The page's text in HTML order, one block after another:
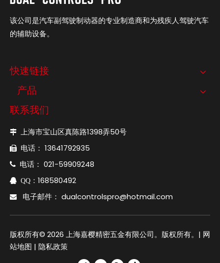
该公司是汽车副驾驶制动器的专业制造商和为残疾人驾驶汽车
的辅助设备。
快速链接
产品
联系我们
 上海市宝山区真陈路1398弄50号
 电话： 13641792935
 电话： 021-59909248
 QQ ：168580492
 电子邮件： dualcontrolspro@hotmail.com
版权所有© 2026 上海嘉樱精密五金有限公司。版权所有。| 网
站地图 | 隐私政策